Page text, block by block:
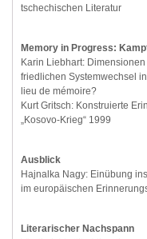
tschechischen Literatur
Memory in Progress:
Karin Liebhart:
friedlichen Systemwechsel
lieu de mémoire?
Kurt Gritsch: Konstruierte
„Kosovo-Krieg“ 1999
Ausblick
Hajnalka Nagy: Einübung
im europäischen
Literarischer Nachspann